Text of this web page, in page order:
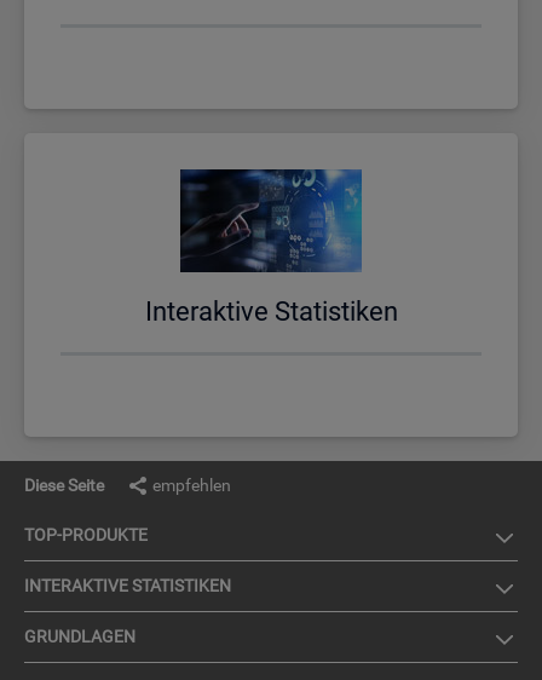
In­ter­ak­ti­ve Sta­tis­ti­ken
Diese Seite empfehlen
TOP-PRO­DUK­TE
IN­TER­AK­TI­VE STA­TIS­TI­KEN
GRUND­LA­GEN